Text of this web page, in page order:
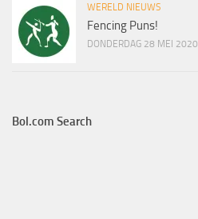
WERELD NIEUWS
Fencing Puns!
DONDERDAG 28 MEI 2020
Bol.com Search